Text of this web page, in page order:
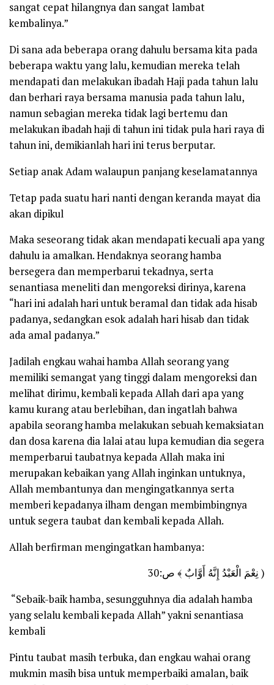
sangat cepat hilangnya dan sangat lambat
kembalinya.”
Di sana ada beberapa orang dahulu bersama kita pada
beberapa waktu yang lalu, kemudian mereka telah
mendapati dan melakukan ibadah Haji pada tahun lalu
dan berhari raya bersama manusia pada tahun lalu,
namun sebagian mereka tidak lagi bertemu dan
melakukan ibadah haji di tahun ini tidak pula hari raya di
tahun ini, demikianlah hari ini terus berputar.
Setiap anak Adam walaupun panjang keselamatannya
Tetap pada suatu hari nanti dengan keranda mayat dia
akan dipikul
Maka seseorang tidak akan mendapati kecuali apa yang
dahulu ia amalkan.Hendaknya seorang hamba
bersegera dan memperbarui tekadnya, serta
senantiasa meneliti dan mengoreksi dirinya, karena
“hari ini adalah hari untuk beramal dan tidak ada hisab
padanya, sedangkan esok adalah hari hisab dan tidak
ada amal padanya.”
Jadilah engkau wahai hamba Allah seorang yang
memiliki semangat yang tinggi dalam mengoreksi dan
melihat dirimu, kembali kepada Allah dari apa yang
kamu kurang atau berlebihan, dan ingatlah bahwa
apabila seorang hamba melakukan sebuah kemaksiatan
dan dosa karena dia lalai atau lupa kemudian dia segera
memperbarui taubatnya kepada Allah maka ini
merupakan kebaikan yang Allah inginkan untuknya,
Allah membantunya dan mengingatkannya serta
memberi kepadanya ilham dengan membimbingnya
untuk segera taubat dan kembali kepada Allah.
Allah berfirman mengingatkan hambanya:
نِعْمَ الْعَبْدُ إِنَّهُ أَوَّابٌ ﴾ ص:30 )
“Sebaik-baik hamba, sesungguhnya dia adalah hamba
yang selalu kembali kepada Allah”yakni senantiasa
kembali
Pintu taubat masih terbuka, dan engkau wahai orang
mukmin masih bisa untuk memperbaiki amalan, baik